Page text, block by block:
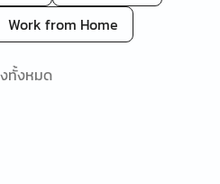
Work from Home
ทั้งหมด